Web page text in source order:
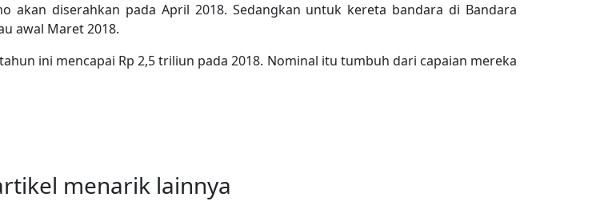
akan diserahkan pada April 2018. Sedangkan untuk kereta bandara di Bandara
awal Maret 2018.
ini mencapai Rp 2,5 triliun pada 2018. Nominal itu tumbuh dari capaian mereka
menarik lainnya